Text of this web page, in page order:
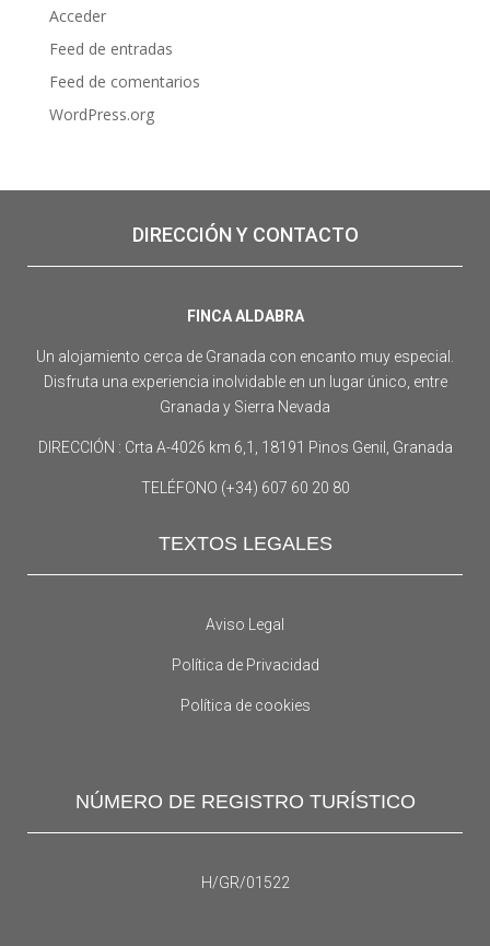
Acceder
Feed de entradas
Feed de comentarios
WordPress.org
DIRECCIÓN Y CONTACTO
FINCA ALDABRA
Un alojamiento cerca de Granada con encanto muy especial.
Disfruta una experiencia inolvidable en un lugar único, entre
Granada y Sierra Nevada
DIRECCIÓN : Crta A-4026 km 6,1, 18191 Pinos Genil, Granada
TELÉFONO (+34) 607 60 20 80
TEXTOS LEGALES
Aviso Legal
Política de Privacidad
Política de cookies
NÚMERO DE REGISTRO TURÍSTICO
H/GR/01522